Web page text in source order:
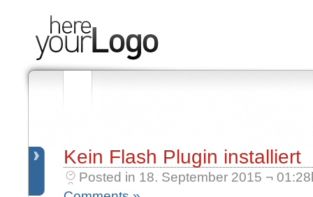
Kein Flash Plugin installiert
Posted in 18. September 2015 ¬